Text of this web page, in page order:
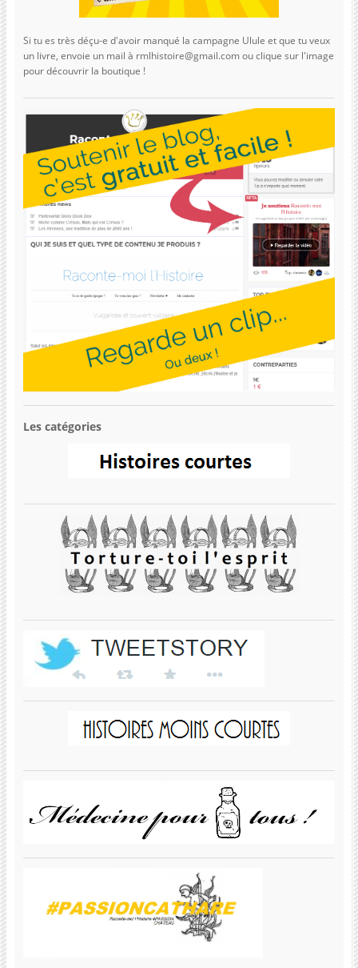
Si tu es très déçu-e d'avoir manqué la campagne Ulule et que tu veux
un livre, envoie un mail à rmlhistoire@gmail.com ou clique sur l'image
pour découvrir la boutique !
Les catégories